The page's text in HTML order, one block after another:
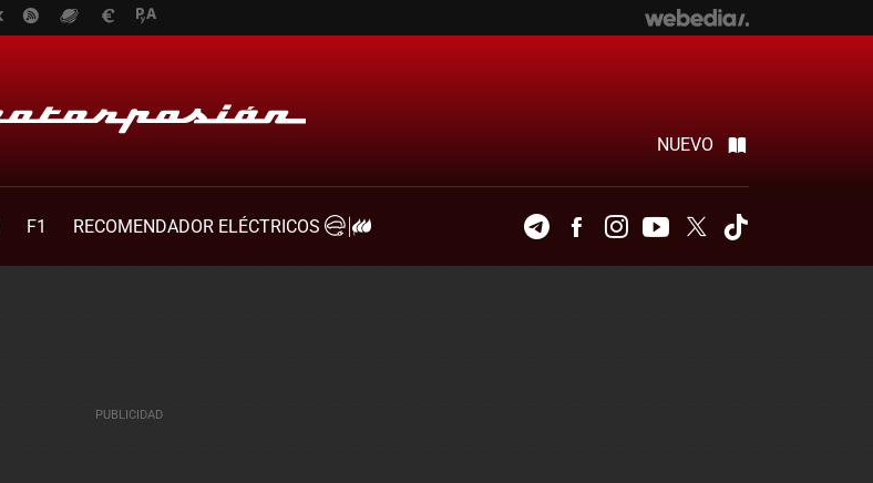
NUEVO
F1
RECOMENDADOR ELÉCTRICOS
TelegramFacebookInstagramYoutubeTwitter